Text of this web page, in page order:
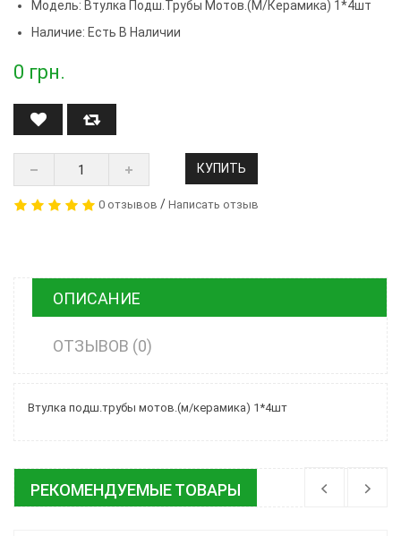
Модель: Втулка Подш.трубы Мотов.(м/керамика) 1*4шт
Наличие: Есть В Наличии
0 грн.
КУПИТЬ
0 отзывов / Написать отзыв
ОПИСАНИЕ
ОТЗЫВОВ (0)
Втулка подш.трубы мотов.(м/керамика) 1*4шт
РЕКОМЕНДУЕМЫЕ ТОВАРЫ